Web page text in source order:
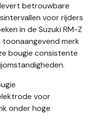
levert betrouwbare
voor rijders
in de Suzuki RM-Z
merk
bougie consistente
voor
onder hoge